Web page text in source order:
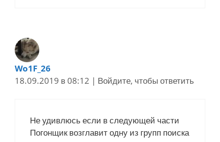
Wo1F_26
18.09.2019 в 08:12 | Войдите, чтобы ответить
Не удивлюсь если в следующей части
Погонщик возглавит одну из групп поиска